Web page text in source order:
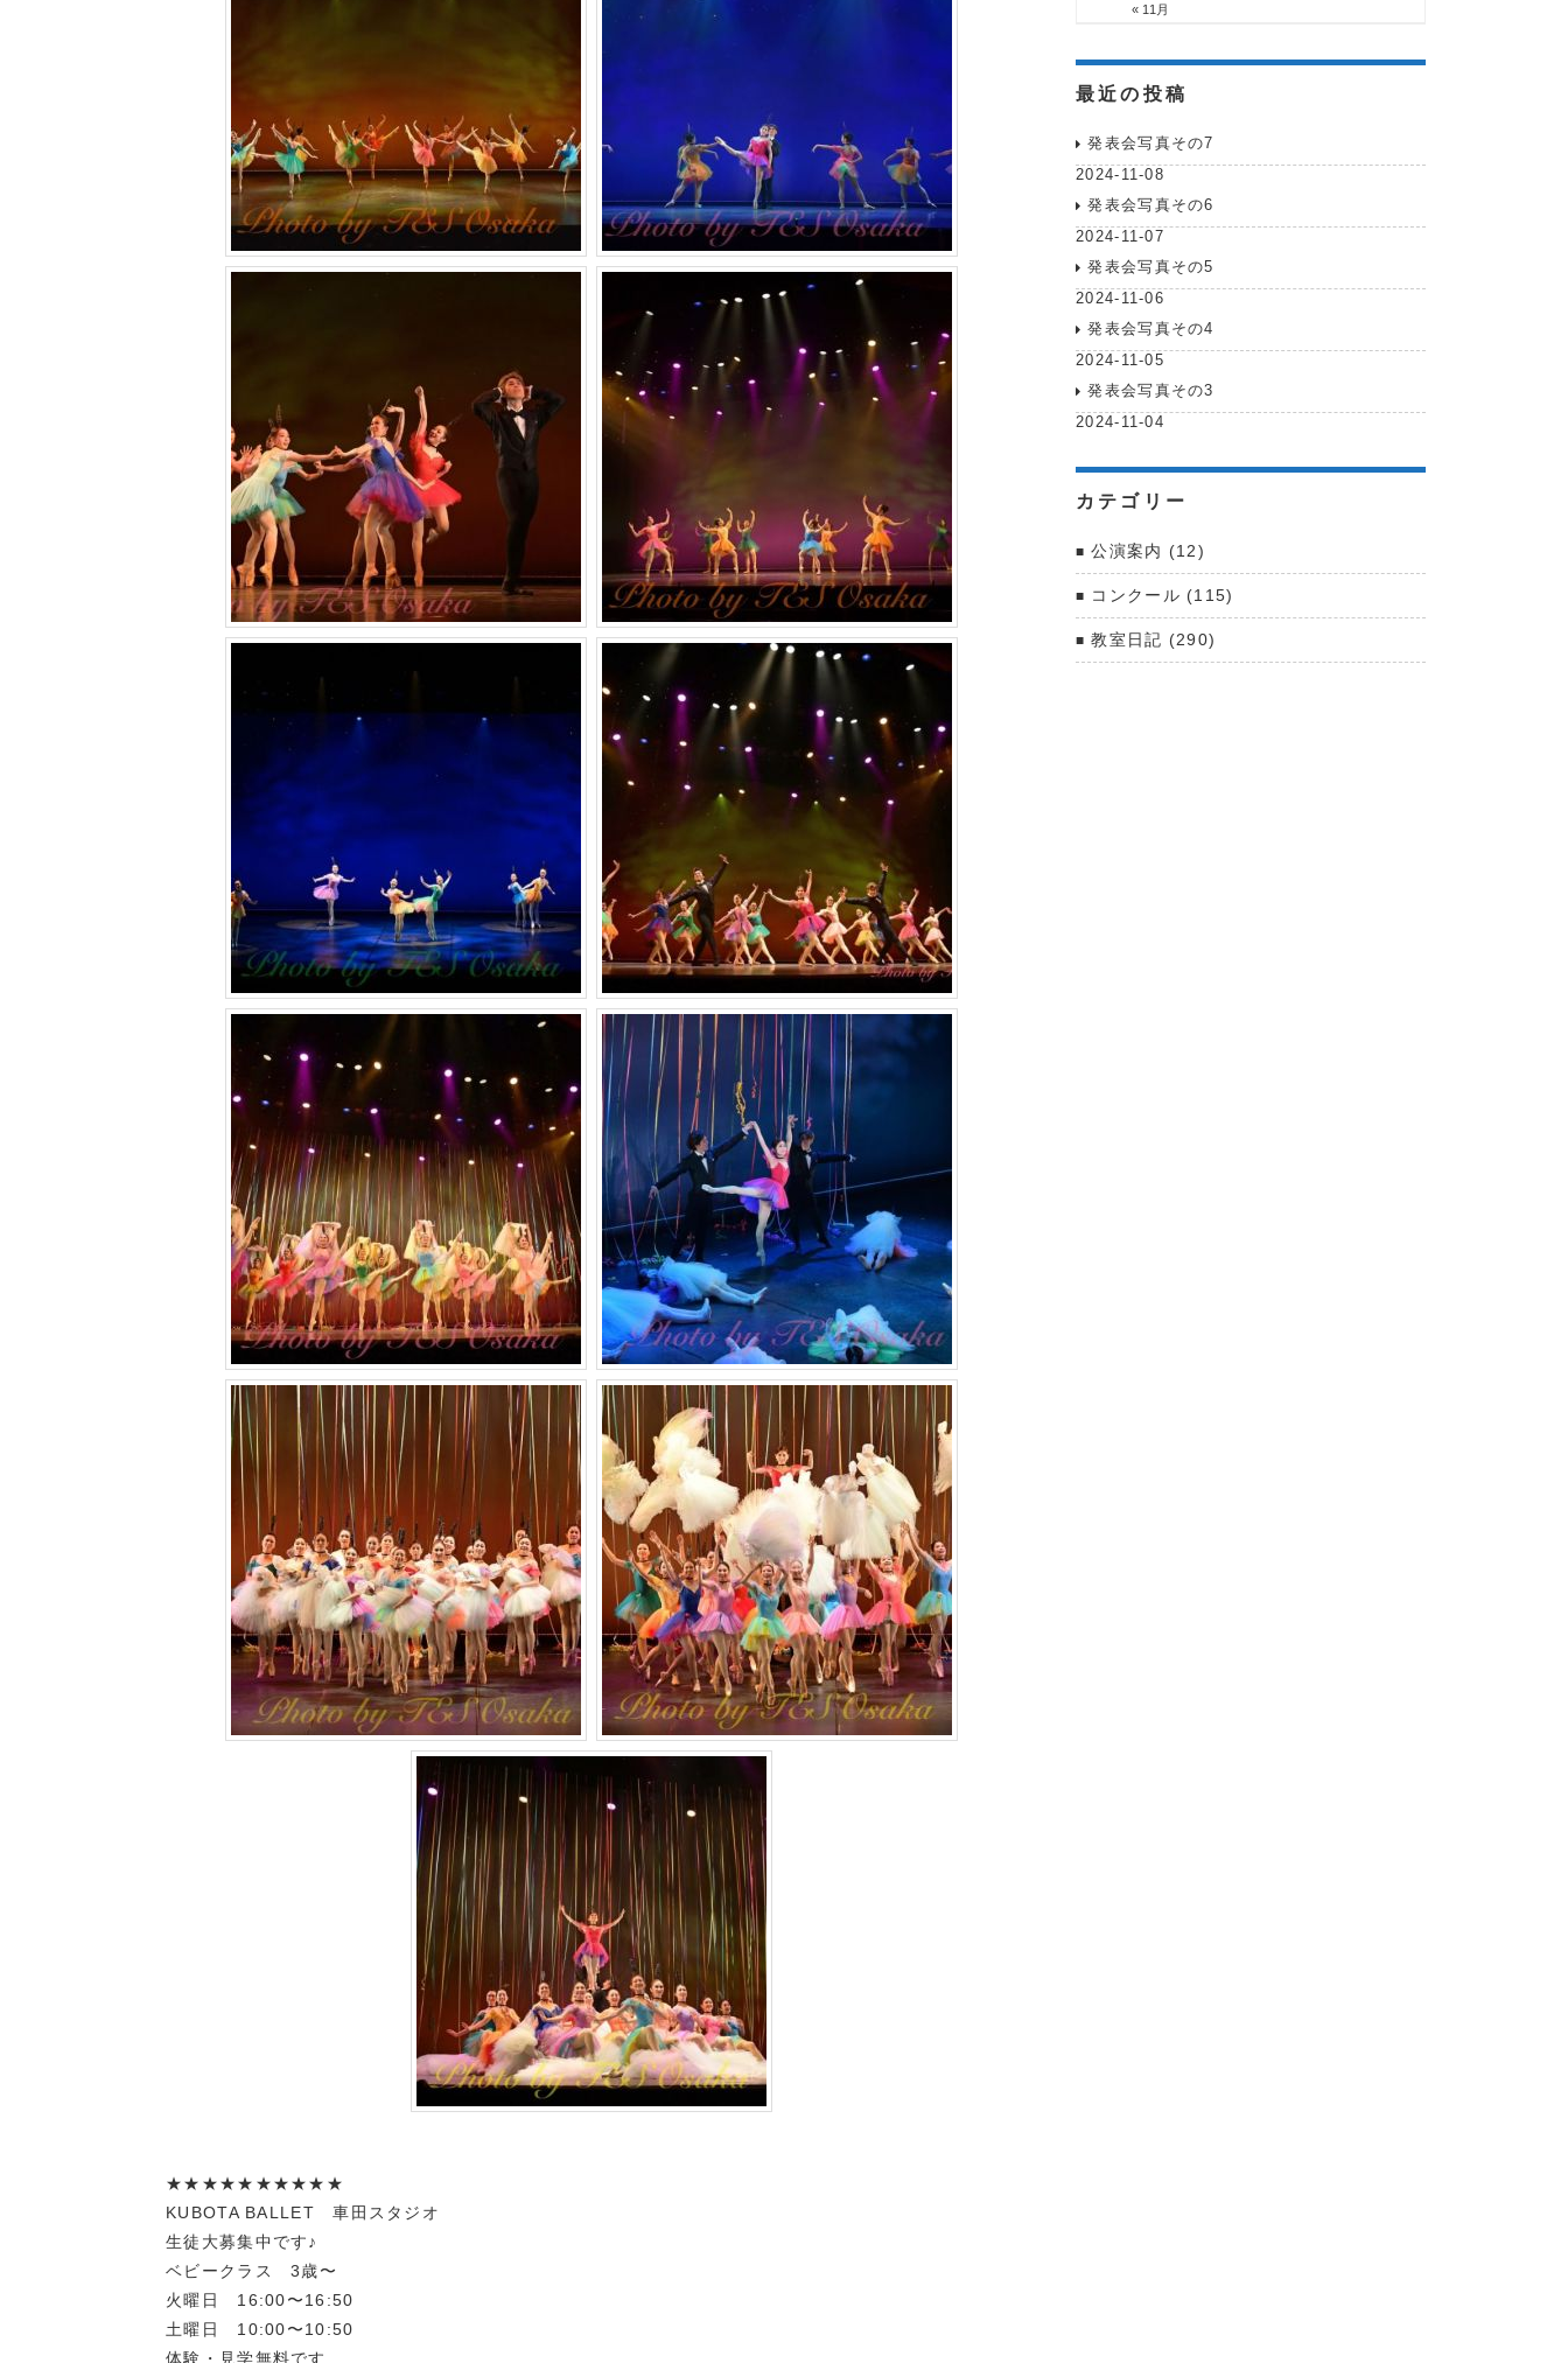
★★★★★★★★★★
KUBOTA BALLET 車田スタジオ
生徒大募集中です♪
ベビークラス 3歳〜
火曜日 16:00〜16:50
土曜日 10:00〜10:50
体験・見学無料です
« 11月
最近の投稿
発表会写真その7
2024-11-08
発表会写真その6
2024-11-07
発表会写真その5
2024-11-06
発表会写真その4
2024-11-05
発表会写真その3
2024-11-04
カテゴリー
公演案内 (12)
コンクール (115)
教室日記 (290)